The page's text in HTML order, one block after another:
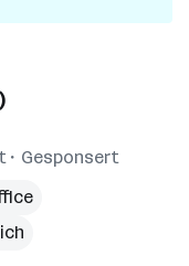
Gesponsert